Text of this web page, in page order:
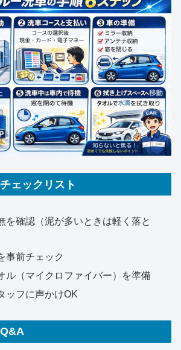
ェックリスト
を確認（泥が多いときは軽く落と
事前チェック
ル（マイクロファイバー）を準備
ッフに声かけOK